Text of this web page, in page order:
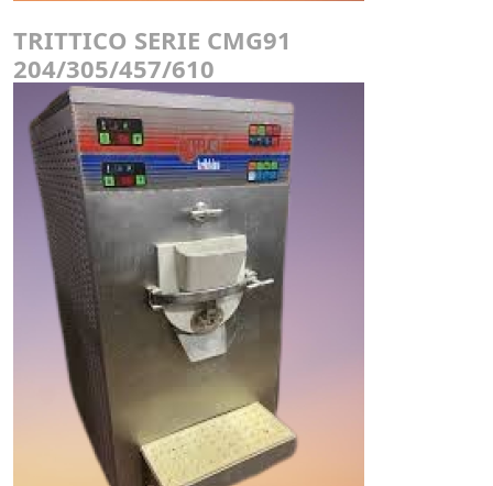
TRITTICO SERIE CMG91
204/305/457/610